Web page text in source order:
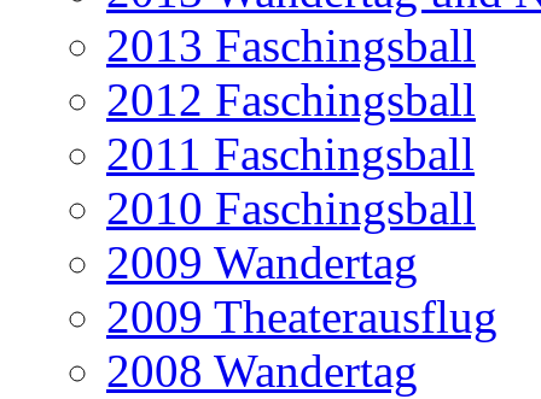
2013 Faschingsball
2012 Faschingsball
2011 Faschingsball
2010 Faschingsball
2009 Wandertag
2009 Theaterausflug
2008 Wandertag